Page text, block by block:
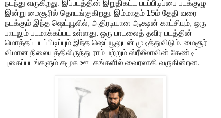
நடந்து வருகிறது. இப்படத்தின் இறுதிகட்ட படப்பிடிப்பை படக்குழு
இன்று மைசூரில் தொடங்குகிறது. இம்மாதம் 15ம் தேதி வரை
நடக்கும் இந்த ஷெட்யூலில், அதிரடியான ஆக்ஷன் காட்சியும், ஒரு
பாடலும் படமாக்கப்பட உள்ளது. ஒரு பாடலைத் தவிர படத்தின்
மொத்தப் படப்பிடிப்பும் இந்த ஷெட்யூலுடன் முடித்துவிடும். மைசூர்
விமான நிலையத்திலிருந்து ராம் மற்றும் ஸ்ரீலீலாவின் கேண்டிட்
புகைப்படங்களும் சமூக ஊடகங்களில் வைரலாகி வருகின்றன.